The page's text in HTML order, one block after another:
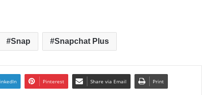
Snap Snapchat Plus
Pinterest Share via Email Print